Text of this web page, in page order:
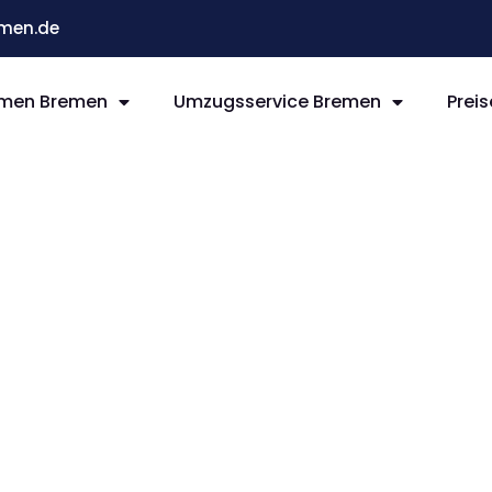
Bremen Umzugsservice Bremen